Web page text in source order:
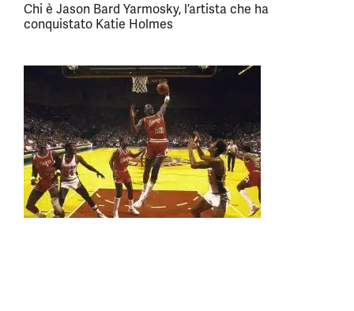
Chi è Jason Bard Yarmosky, l’artista che ha
conquistato Katie Holmes